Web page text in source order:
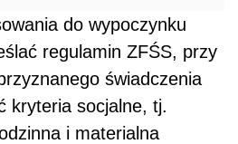
do wypoczynku
regulamin ZFŚS, przy
świadczenia
kryteria socjalne, tj.
i materialna